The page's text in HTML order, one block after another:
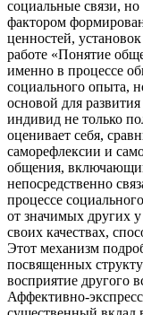
социальные связи,
фактором
ценностей,
работе «Понятие
именно в процессе
социального опыта,
основой для
индивид не только
оценивает себя,
саморефлексии и
общения,
непосредственно
процессе
от значимых других у
своих качествах,
Этот механизм
посвященных
восприятие другого
Аффективно-